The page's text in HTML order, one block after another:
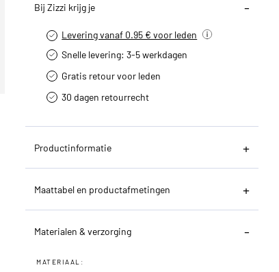
Bij Zizzi krijg je
Levering vanaf 0.95 € voor leden
Snelle levering: 3-5 werkdagen
Gratis retour voor leden
30 dagen retourrecht­
Productinformatie
Maattabel en productafmetingen
Materialen & verzorging
MATERIAAL: